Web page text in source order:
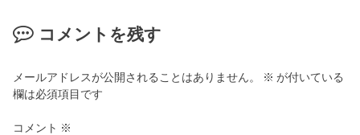
コメントを残す
メールアドレスが公開されることはありません。 ※ が付いている
欄は必須項目です
コメント ※